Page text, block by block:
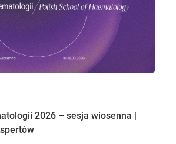
2026 – sesja wiosenna |